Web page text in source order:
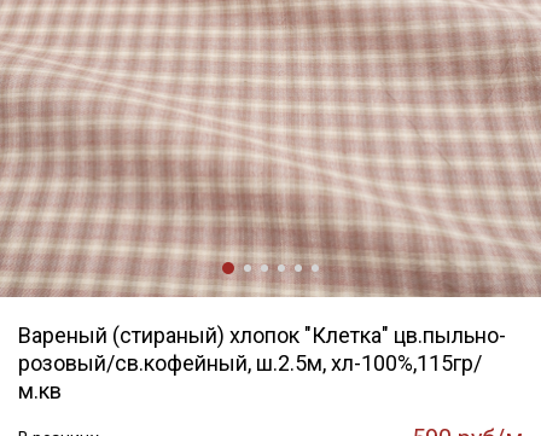
Вареный (стираный) хлопок "Клетка" цв.пыльно-
розовый/св.кофейный, ш.2.5м, хл-100%,115гр/
м.кв